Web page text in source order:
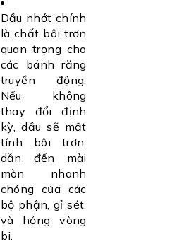
Dầu nhớt chính
là chất bôi trơn
quan trọng cho
các bánh răng
truyền động.
Nếu không
thay đổi định
kỳ, dầu sẽ mất
tính bôi trơn,
dẫn đến mài
mòn nhanh
chóng của các
bộ phận, gỉ sét,
và hỏng vòng
bi.